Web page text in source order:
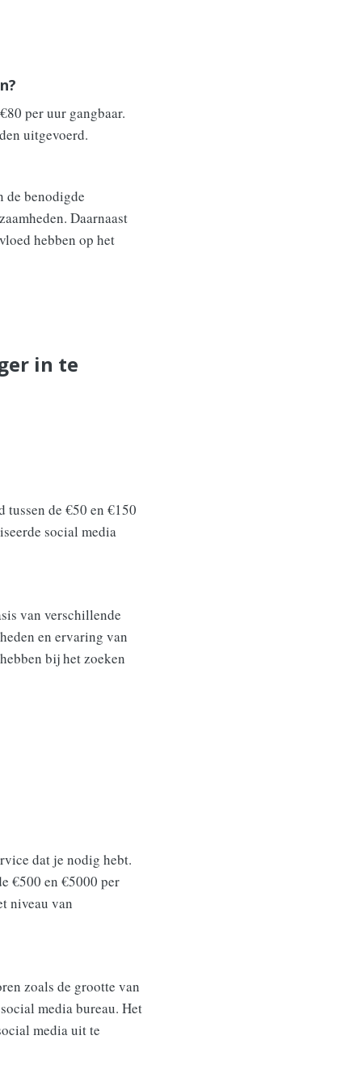
per uur gangbaar.
uitgevoerd.
de benodigde
Daarnaast
hebben op het
in te
de €50 en €150
social media
van verschillende
en ervaring van
bij het zoeken
dat je nodig hebt.
€500 en €5000 per
niveau van
zoals de grootte van
media bureau. Het
media uit te